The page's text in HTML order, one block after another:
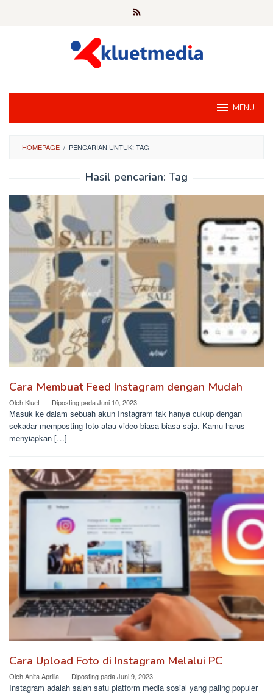
MENU
HOMEPAGE / PENCARIAN UNTUK: TAG
Hasil pencarian: Tag
Cara Membuat Feed Instagram dengan Mudah
Oleh Kluet Diposting padaJuni 10, 2023
Masuk ke dalam sebuah akun Instagram tak hanya cukup dengan
sekadar memposting foto atau video biasa-biasa saja. Kamu harus
menyiapkan […]
Cara Upload Foto di Instagram Melalui PC
OlehAnita Aprilia Diposting padaJuni 9, 2023
Instagram adalah salah satu platform media sosial yang paling populer